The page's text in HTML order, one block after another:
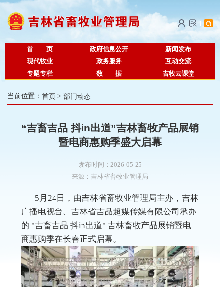
首 页 政府信息公开
新闻发布
现代牧业
政务服务
互动交流
专题专栏
数 据 吉牧云课堂
当前位置： 首页 > 部门动态
“吉畜吉品 抖in出道”吉林畜牧产品展销
暨电商惠购季盛大启幕
发布时间：2026-05-25
来源： 吉林省畜牧业管理局
5月24日，由吉林省畜牧业管理局主办，吉林
广播电视台、吉林省吉品超媒传媒有限公司承办
的 "吉畜吉品 抖in出道" 吉林畜牧产品展销暨电
商惠购季在长春正式启幕。